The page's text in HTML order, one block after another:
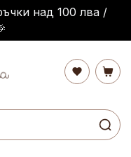
над 100 лва /